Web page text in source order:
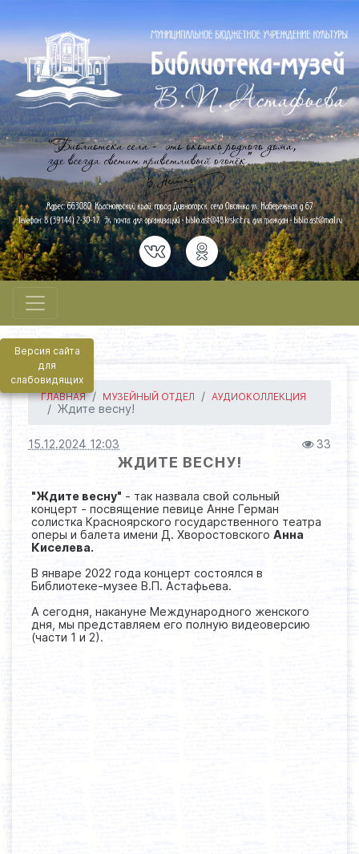
Версия сайта
для
слабовидящих
ГЛАВНАЯ
МУЗЕЙНЫЙ ОТДЕЛ АУДИОКОЛЛЕКЦИЯ
Ждите весну!
15.12.2024 12:03 33
ЖДИТЕ ВЕСНУ!
"Ждите весну" - так назвала свой сольный
концерт - посвящение певице Анне Герман
солистка Красноярского государственного театра
оперы и балета имени Д. Хворостовского Анна
Киселева.
В январе 2022 года концерт состоялся в
Библиотеке-музее В.П. Астафьева.
А сегодня, накануне Международного женского
дня, мы представляем его полную видеоверсию
(части 1 и 2).